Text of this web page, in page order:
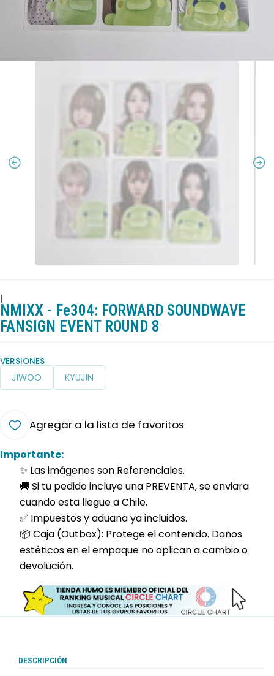
|
NMIXX - Fe304: FORWARD SOUNDWAVE
FANSIGN EVENT ROUND 8
VERSIONES
JIWOO KYUJIN
Agregar a la lista de favoritos
Importante:
✨ Las imágenes son Referenciales.
🚚 Si tu pedido incluye una PREVENTA, se enviara
cuando esta llegue a Chile.
✅ Impuestos y aduana ya incluidos.
📦 Caja (Outbox): Protege el contenido. Daños
estéticos en el empaque no aplican a cambio o
devolución.
DESCRIPCIÓN